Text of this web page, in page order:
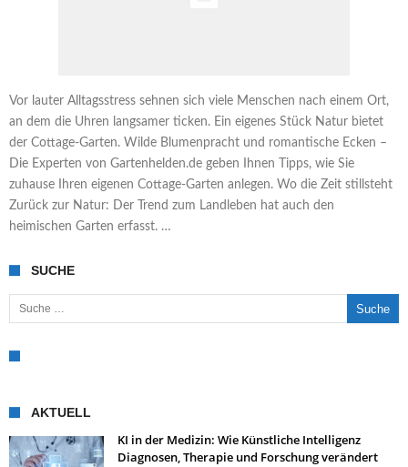
Vor lauter Alltagsstress sehnen sich viele Menschen nach einem Ort,
an dem die Uhren langsamer ticken. Ein eigenes Stück Natur bietet
der Cottage-Garten. Wilde Blumenpracht und romantische Ecken –
Die Experten von Gartenhelden.de geben Ihnen Tipps, wie Sie
zuhause Ihren eigenen Cottage-Garten anlegen. Wo die Zeit stillsteht
Zurück zur Natur: Der Trend zum Landleben hat auch den
heimischen Garten erfasst. …
SUCHE
Suche nach:
AKTUELL
KI in der Medizin: Wie Künstliche Intelligenz
Diagnosen, Therapie und Forschung verändert